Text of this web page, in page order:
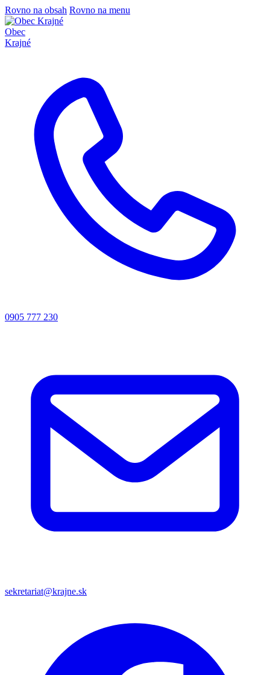
Rovno na obsah Rovno na menu
Obec
Krajné
0905 777 230
sekretariat@krajne.sk